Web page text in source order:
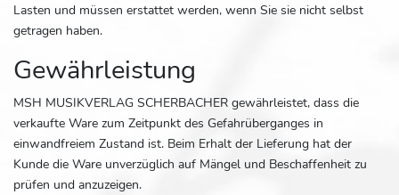
Lasten und müssen erstattet werden, wenn Sie sie nicht selbst
getragen haben.
Gewährleistung
MSH MUSIKVERLAG SCHERBACHER gewährleistet, dass die
verkaufte Ware zum Zeitpunkt des Gefahrüberganges in
einwandfreiem Zustand ist. Beim Erhalt der Lieferung hat der
Kunde die Ware unverzüglich auf Mängel und Beschaffenheit zu
prüfen und anzuzeigen.